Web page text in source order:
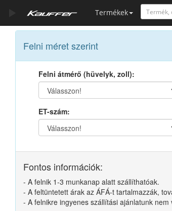
Termékek
Szerszámkatalógus
Kosár
Alkatrészek
Felni méret szerint
Felni átmérő (hüvelyk, zoll):
ET-szám:
Fontos információk:
- A felnik 1-3 munkanap alatt szállíthatóak.
- A feltüntetett árak az ÁFÁ-t tartalmazzák,
- A felnikre ingyenes szállítási ajánlatunk nem